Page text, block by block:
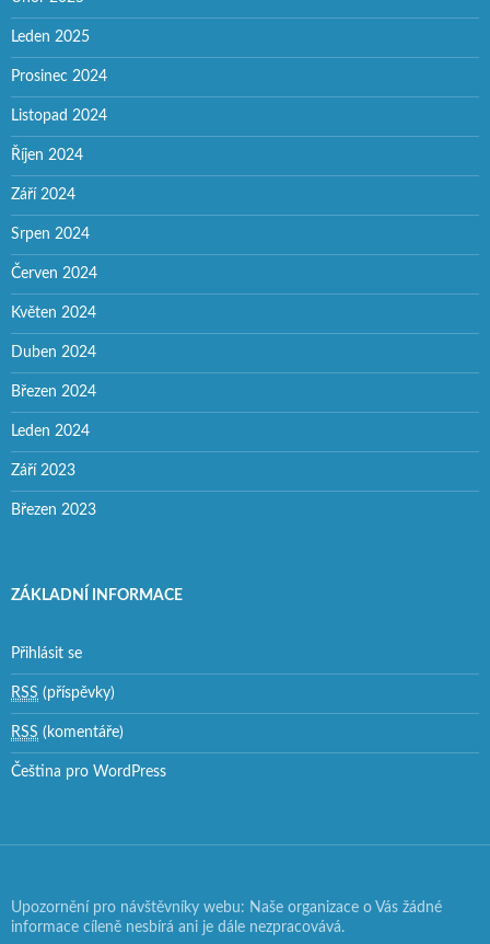
Leden 2025
Prosinec 2024
Listopad 2024
Říjen 2024
Září 2024
Srpen 2024
Červen 2024
Květen 2024
Duben 2024
Březen 2024
Leden 2024
Září 2023
Březen 2023
ZÁKLADNÍ INFORMACE
Přihlásit se
RSS (příspěvky)
RSS (komentáře)
Čeština pro WordPress
Upozornění pro návštěvníky webu: Naše organizace o Vás žádné
informace cíleně nesbírá ani je dále nezpracovává.